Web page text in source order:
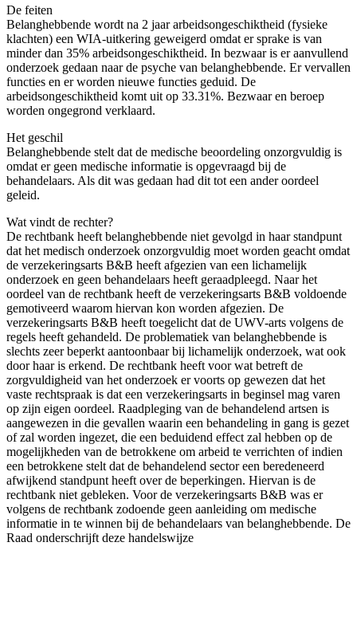
De feiten
Belanghebbende wordt na 2 jaar arbeidsongeschiktheid (fysieke
klachten) een WIA-uitkering geweigerd omdat er sprake is van
minder dan 35% arbeidsongeschiktheid. In bezwaar is er aanvullend
onderzoek gedaan naar de psyche van belanghebbende. Er vervallen
functies en er worden nieuwe functies geduid. De
arbeidsongeschiktheid komt uit op 33.31%. Bezwaar en beroep
worden ongegrond verklaard.
Het geschil
Belanghebbende stelt dat de medische beoordeling onzorgvuldig is
omdat er geen medische informatie is opgevraagd bij de
behandelaars. Als dit was gedaan had dit tot een ander oordeel
geleid.
Wat vindt de rechter?
De rechtbank heeft belanghebbende niet gevolgd in haar standpunt
dat het medisch onderzoek onzorgvuldig moet worden geacht omdat
de verzekeringsarts B&B heeft afgezien van een lichamelijk
onderzoek en geen behandelaars heeft geraadpleegd. Naar het
oordeel van de rechtbank heeft de verzekeringsarts B&B voldoende
gemotiveerd waarom hiervan kon worden afgezien. De
verzekeringsarts B&B heeft toegelicht dat de UWV-arts volgens de
regels heeft gehandeld. De problematiek van belanghebbende is
slechts zeer beperkt aantoonbaar bij lichamelijk onderzoek, wat ook
door haar is erkend. De rechtbank heeft voor wat betreft de
zorgvuldigheid van het onderzoek er voorts op gewezen dat het
vaste rechtspraak is dat een verzekeringsarts in beginsel mag varen
op zijn eigen oordeel. Raadpleging van de behandelend artsen is
aangewezen in die gevallen waarin een behandeling in gang is gezet
of zal worden ingezet, die een beduidend effect zal hebben op de
mogelijkheden van de betrokkene om arbeid te verrichten of indien
een betrokkene stelt dat de behandelend sector een beredeneerd
afwijkend standpunt heeft over de beperkingen. Hiervan is de
rechtbank niet gebleken. Voor de verzekeringsarts B&B was er
volgens de rechtbank zodoende geen aanleiding om medische
informatie in te winnen bij de behandelaars van belanghebbende. De
Raad onderschrijft deze handelswijze